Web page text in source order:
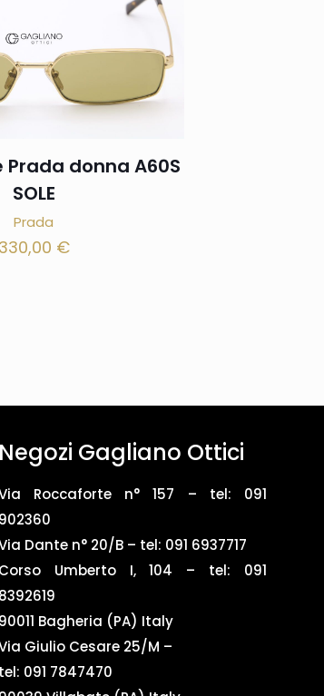
Prada donna A60S
SOLE
Prada
330,00 €
Negozi Gagliano Ottici
Roccaforte n° 157 – tel: 091
902360
Dante n° 20/B – tel: 091 6937717
Corso Umberto I, 104 – tel: 091
8392619
90011 Bagheria (PA) Italy
Giulio Cesare 25/M –
tel: 091 7847470